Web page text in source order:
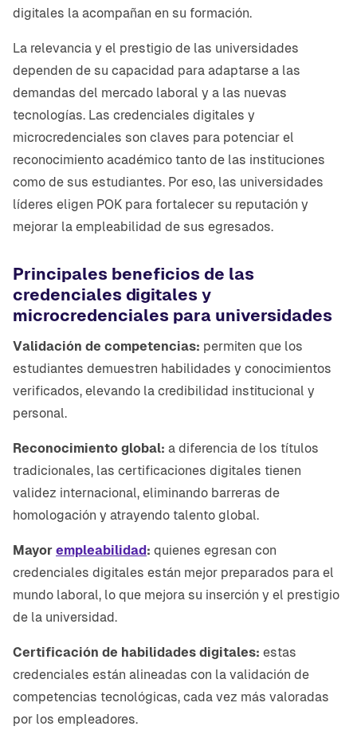
digitales la acompañan en su formación.
La relevancia y el prestigio de las universidades
dependen de su capacidad para adaptarse a las
demandas del mercado laboral y a las nuevas
tecnologías. Las credenciales digitales y
microcredenciales son claves para potenciar el
reconocimiento académico tanto de las instituciones
como de sus estudiantes. Por eso, las universidades
líderes eligen POK para fortalecer su reputación y
mejorar la empleabilidad de sus egresados.
Principales beneficios de las
credenciales digitales y
microcredenciales para universidades
Validación de competencias: permiten que los
estudiantes demuestren habilidades y conocimientos
verificados, elevando la credibilidad institucional y
personal.
Reconocimiento global: a diferencia de los títulos
tradicionales, las certificaciones digitales tienen
validez internacional, eliminando barreras de
homologación y atrayendo talento global.
Mayor empleabilidad : quienes egresan con
credenciales digitales están mejor preparados para el
mundo laboral, lo que mejora su inserción y el prestigio
de la universidad.
Certificación de habilidades digitales: estas
credenciales están alineadas con la validación de
competencias tecnológicas, cada vez más valoradas
por los empleadores.